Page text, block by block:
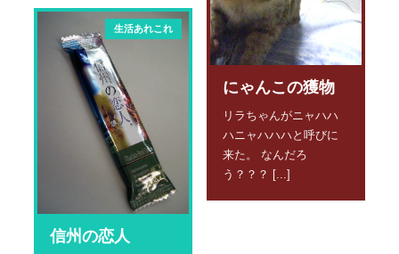
生活あれこれ
信州の恋人
にゃんこの獲物
リラちゃんがニャハハ
ハニャハハハと呼びに
来た。 なんだろ
う？？？ [...]